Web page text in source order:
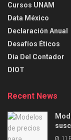
Cursos UNAM
Data México
Declaración Anual
Desafíos Éticos
Día Del Contador
DIOT
Recent News
11